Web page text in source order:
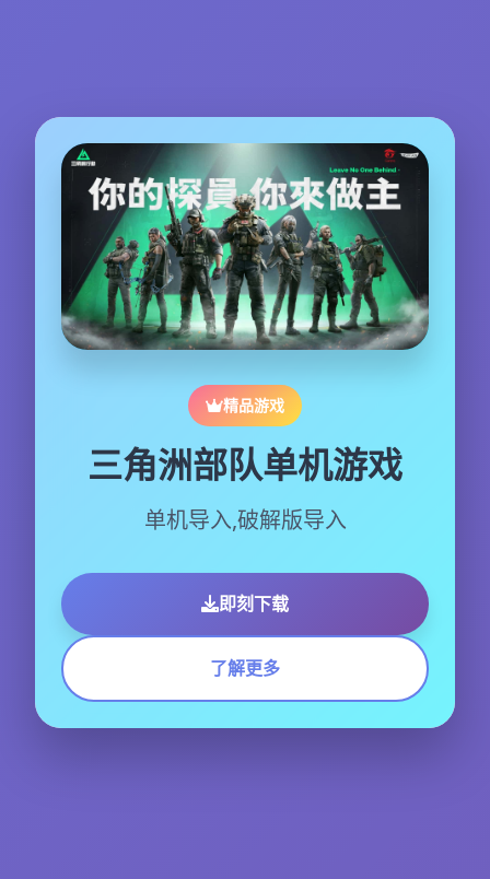
精品游戏
三角洲部队单机游戏
单机导入,破解版导入
即刻下载
了解更多